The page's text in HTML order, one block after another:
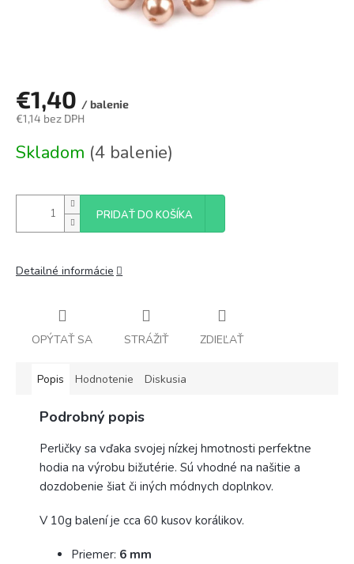
€1,40 / balenie
€1,14 bez DPH
cena:
Skladom (4 balenie)
PRIDAŤ DO KOŠÍKA
Detailné informácie
OPÝTAŤ SA STRÁŽIŤ ZDIEĽAŤ
Popis Hodnotenie Diskusia
Podrobný popis
Perličky sa vďaka svojej nízkej hmotnosti perfektne
hodia na výrobu bižutérie. Sú vhodné na našitie a
dozdobenie šiat či iných módnych doplnkov.
V 10g balení je cca 60 kusov korálikov.
Priemer: 6 mm